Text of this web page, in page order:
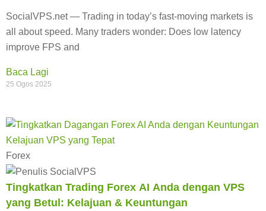
SocialVPS.net — Trading in today’s fast-moving markets is
all about speed. Many traders wonder: Does low latency
improve FPS and
Baca Lagi
25 Ogos 2025
Forex
Tingkatkan Trading Forex AI Anda dengan VPS
yang Betul: Kelajuan & Keuntungan